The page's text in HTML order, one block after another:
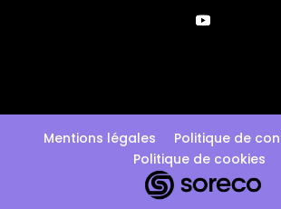
Mentions légales
Politique de
Politique de cookies